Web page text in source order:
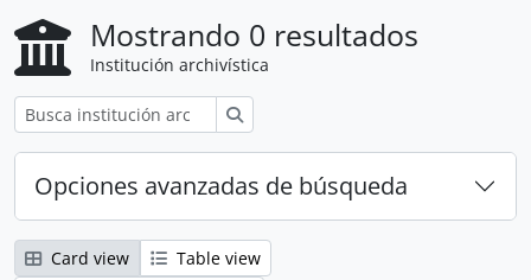
Mostrando 0 resultados
Institución archivística
Opciones avanzadas de búsqueda
Card view
Table view